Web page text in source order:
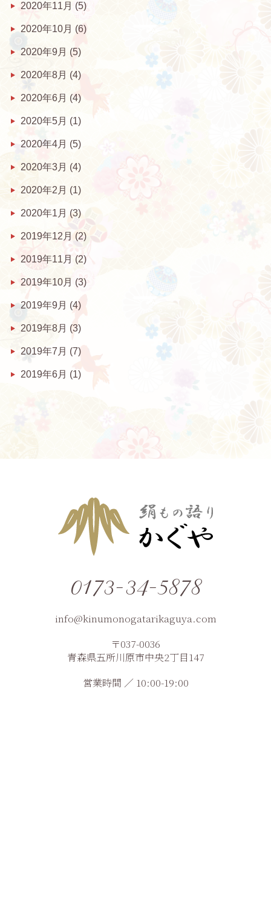
2020年11月 (5)
2020年10月 (6)
2020年9月 (5)
2020年8月 (4)
2020年6月 (4)
2020年5月 (1)
2020年4月 (5)
2020年3月 (4)
2020年2月 (1)
2020年1月 (3)
2019年12月 (2)
2019年11月 (2)
2019年10月 (3)
2019年9月 (4)
2019年8月 (3)
2019年7月 (7)
2019年6月 (1)
0173-34-5878
info@kinumonogatarikaguya.com
〒037-0036
青森県五所川原市中央2丁目147
営業時間 ／ 10:00-19:00